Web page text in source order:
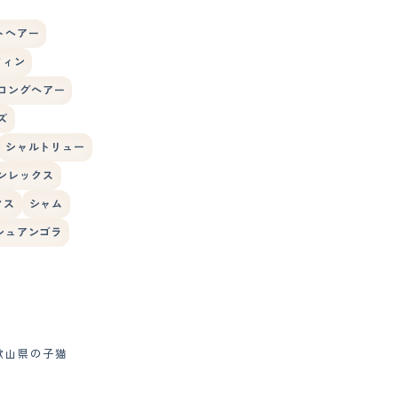
ヘアー
ン
ングヘアー
シャルトリュー
レックス
ス シャム
ュアンゴラ
山県の子猫